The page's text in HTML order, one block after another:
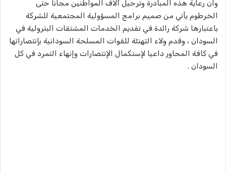
وان رعاية هذه المبادرة وترحيل آلاف المواطنين مجانا حتى
الخرطوم يأتي من صميم برامج المسؤولية المجتمعية للشركة
باعتبارها شركة رائدة في تقديم الخدمات المشتقات البترولية في
السودان ، وقدم ولاء التهنئة للقوات المسلحة السودانية بإنتصاراتها
في كافة المحاور داعيا لإستكمال الإنتصارات وإنهاء التمرد في كل
السودان .